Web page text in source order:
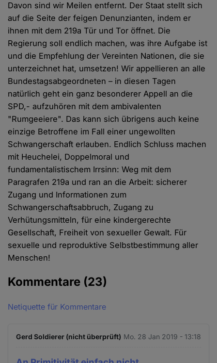
Davon sind wir Meilen entfernt. Der Staat stellt sich
auf die Seite der feigen Denunzianten, indem er
ihnen mit dem 219a Tür und Tor öffnet. Die
Regierung soll endlich machen, was ihre Aufgabe ist
und die Empfehlung der Vereinten Nationen, die sie
unterzeichnet hat, umsetzen! Wir appellieren an alle
Bundestagsabgeordneten – in diesen Tagen
natürlich geht ein ganz besonderer Appell an die
SPD,- aufzuhören mit dem ambivalenten
"Rumgeeiere". Das kann sich übrigens auch keine
einzige Betroffene im Fall einer ungewollten
Schwangerschaft erlauben. Endlich Schluss machen
mit Heuchelei, Doppelmoral und
fundamentalistischem Irrsinn: Weg mit dem
Paragrafen 219a und ran an die Arbeit: sicherer
Zugang und Informationen zum
Schwangerschaftsabbruch, Zugang zu
Verhütungsmitteln, für eine kindergerechte
Gesellschaft, Freiheit von sexueller Gewalt. Für
sexuelle und reproduktive Selbstbestimmung aller
Menschen!
Kommentare (23)
Netiquette für Kommentare
Gerd Soldierer (nicht überprüft) Mo. 28 Jan 2019 - 13:18